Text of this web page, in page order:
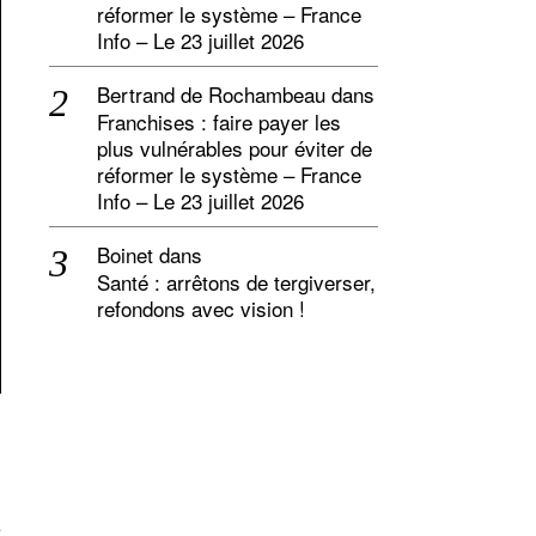
réformer le système – France
Info – Le 23 juillet 2026
Bertrand de Rochambeau dans
Franchises : faire payer les
plus vulnérables pour éviter de
réformer le système – France
Info – Le 23 juillet 2026
Boinet dans
Santé : arrêtons de tergiverser,
refondons avec vision !